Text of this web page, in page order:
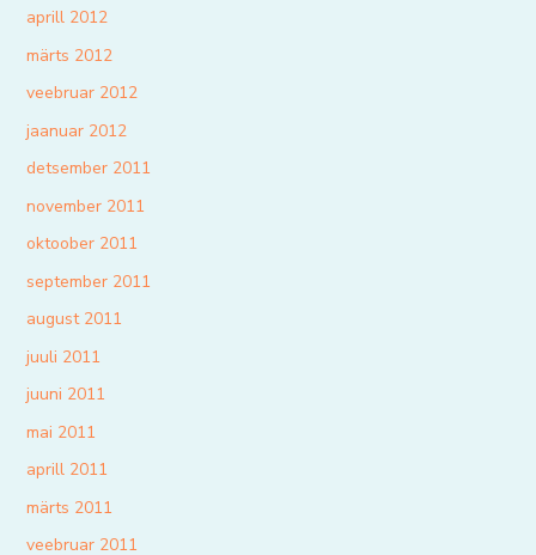
aprill 2012
märts 2012
veebruar 2012
jaanuar 2012
detsember 2011
november 2011
oktoober 2011
september 2011
august 2011
juuli 2011
juuni 2011
mai 2011
aprill 2011
märts 2011
veebruar 2011